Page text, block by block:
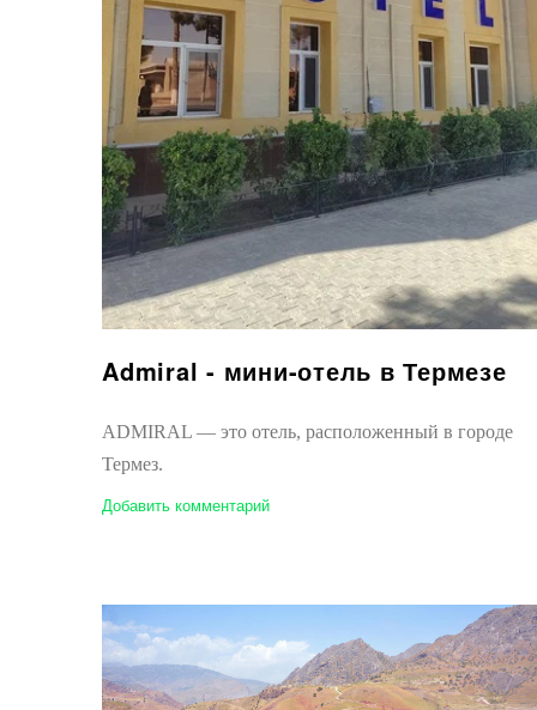
Admiral - мини-отель в Термезе
ADMIRAL — это отель, расположенный в городе
Термез.
Добавить комментарий